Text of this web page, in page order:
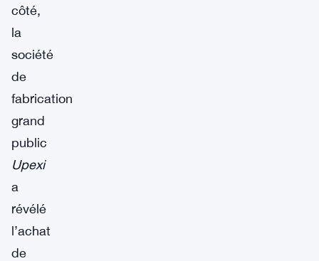
côté,
la
société
de
fabrication
grand
public
Upexi
a
révélé
l’achat
de